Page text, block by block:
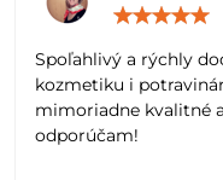
Spoľahlivý a rýchly
kozmetiku i
mimoriadne kvalitné
odporúčam!